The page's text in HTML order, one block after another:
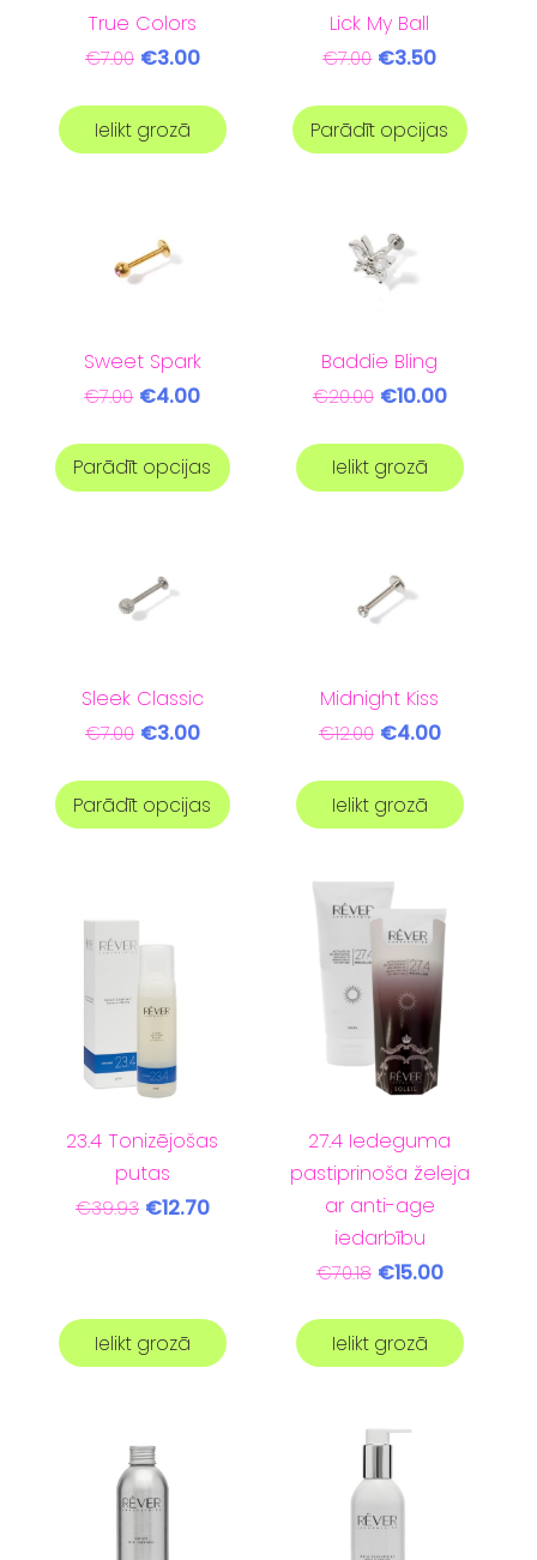
True Colors
€7.00 €3.00
Ielikt grozā
Lick My Ball
€7.00 €3.50
Parādīt opcijas
Sweet Spark
€7.00 €4.00
Parādīt opcijas
Baddie Bling
€20.00 €10.00
Ielikt grozā
Sleek Classic
€7.00 €3.00
Parādīt opcijas
Midnight Kiss
€12.00 €4.00
Ielikt grozā
23.4 Tonizējošas
putas
€39.93 €12.70
Ielikt grozā
27.4 Iedeguma
pastiprinoša želeja
ar anti-age
iedarbību
€70.18 €15.00
Ielikt grozā